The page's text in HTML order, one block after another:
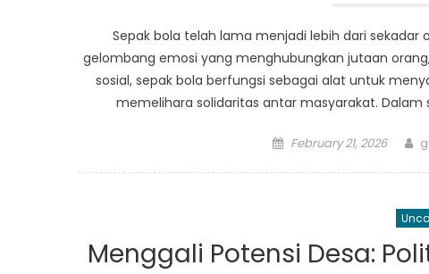
Sepak bola telah lama menjadi lebih dari
gelombang emosi yang menghubungkan jutaan
sosial, sepak bola berfungsi sebagai alat untuk
memelihara solidaritas antar masyarakat.
Posted
February 21, 2026
Menggali Potensi Desa: